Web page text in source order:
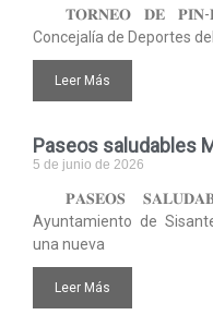
𝐓𝐎𝐑𝐍𝐄𝐎 𝐃𝐄
Concejalía de Deportes
Leer Más
Paseos saludables
5 de junio de 2026
𝐏𝐀𝐒𝐄𝐎𝐒
Ayuntamiento de
una nueva
Leer Más